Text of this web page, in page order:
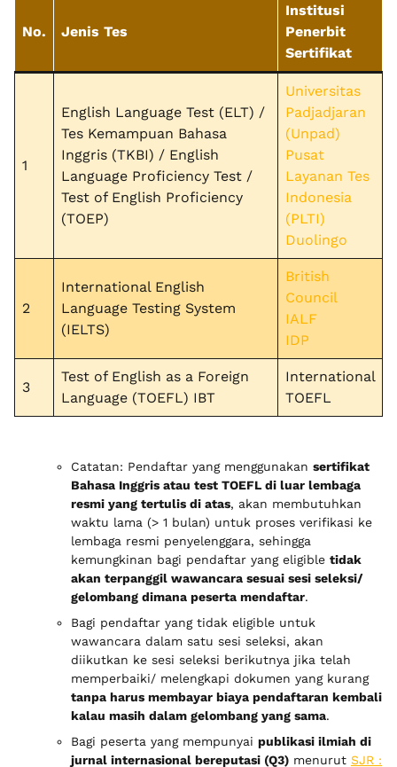
No. Jenis Tes
Institusi
Penerbit
Sertifikat
1
English Language Test (ELT) /
Tes Kemampuan Bahasa
Inggris (TKBI) / English
Language Proficiency Test /
Test of English Proficiency
(TOEP)
Universitas
Padjadjaran
(Unpad)
Pusat
Layanan Tes
Indonesia
(PLTI)
Duolingo
2
International English
Language Testing System
(IELTS)
British
Council
IALF
IDP
3
Test of English as a Foreign
Language (TOEFL) IBT
International
TOEFL
Catatan: Pendaftar yang menggunakan sertifikat
Bahasa Inggris atau test TOEFL di luar lembaga
resmi yang tertulis di atas, akan membutuhkan
waktu lama (> 1 bulan) untuk proses verifikasi ke
lembaga resmi penyelenggara, sehingga
kemungkinan bagi pendaftar yang eligible tidak
akan terpanggil wawancara sesuai sesi seleksi/
gelombang dimana peserta mendaftar.
Bagi pendaftar yang tidak eligible untuk
wawancara dalam satu sesi seleksi, akan
diikutkan ke sesi seleksi berikutnya jika telah
memperbaiki/ melengkapi dokumen yang kurang
tanpa harus membayar biaya pendaftaran kembali
kalau masih dalam gelombang yang sama.
Bagi peserta yang mempunyai publikasi ilmiah di
jurnal internasional bereputasi (Q3) menurut SJR :